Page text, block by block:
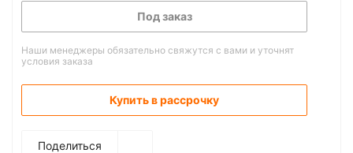
Под заказ
Наши менеджеры обязательно свяжутся с вами и уточнят
условия заказа
Купить в рассрочку
Поделиться